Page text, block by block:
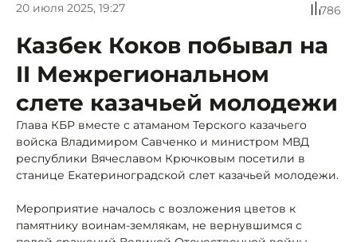
20 июля 2025, 19:27 786
Казбек Коков побывал на
II Межрегиональном
слете казачьей молодежи
Глава КБР вместе с атаманом Терского казачьего
войска Владимиром Савченко и министром МВД
республики Вячеславом Крючковым посетили в
станице Екатериноградской слет казачьей молодежи.
Мероприятие началось с возложения цветов к
памятнику воинам-землякам, не вернувшимся с